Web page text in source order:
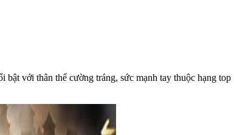
với thân thể cường tráng, sức mạnh tay thuộc hạng